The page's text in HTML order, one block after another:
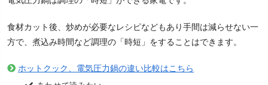
食材カット後、炒めが必要なレシピなどもあり手間は減らせない一
方で、煮込み時間など調理の「時短」をすることはできます。
ホットクック、電気圧力鍋の違い比較はこちら